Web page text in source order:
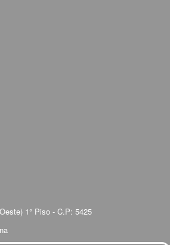
1° Piso - C.P: 5425